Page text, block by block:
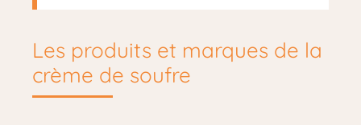
Les produits et marques de la
crème de soufre